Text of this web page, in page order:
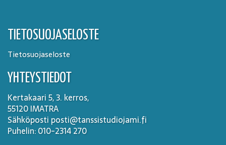
TIETOSUOJASELOSTE
Tietosuojaseloste
YHTEYSTIEDOT
Kertakaari 5, 3. kerros,
55120 IMATRA
Sähköposti posti@tanssistudiojami.fi
Puhelin: 010-2314 270